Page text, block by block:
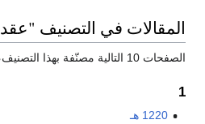
المقالات في التصنيف "عقد 1220 هـ"
الصفحات 10 التالية مصنّفة بهذا التصنيف، من إجمالي 10.
1
1220 هـ